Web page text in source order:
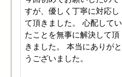
すが、優しく丁寧に対応し
て頂きました。 心配してい
たことを無事に解決して頂
きました。 本当にありがと
うございました。